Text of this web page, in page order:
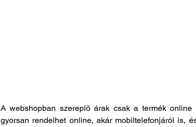
A webshopban szereplő árak csak a termék
gyorsan rendelhet online, akár mobiltelefonjáról is,